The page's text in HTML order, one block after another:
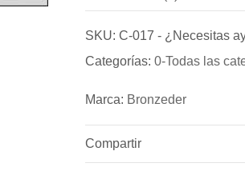
Dimensiones
Marca
Bronzeder
Fundicion de Figuras de
“Cuadro nr. 15” (Ref.: C-
SKU:C-017 - ¿Necesitas
Categorías:0-Todas las
Marca: Bronzeder
Compartir